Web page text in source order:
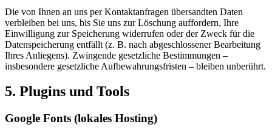
Die von Ihnen an uns per Kontaktanfragen übersandten Daten
verbleiben bei uns, bis Sie uns zur Löschung auffordern, Ihre
Einwilligung zur Speicherung widerrufen oder der Zweck für die
Datenspeicherung entfällt (z. B. nach abgeschlossener Bearbeitung
Ihres Anliegens). Zwingende gesetzliche Bestimmungen –
insbesondere gesetzliche Aufbewahrungsfristen – bleiben unberührt.
5. Plugins und Tools
Google Fonts (lokales Hosting)